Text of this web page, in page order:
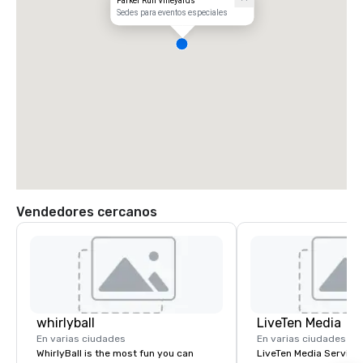
Sedes para eventos especiales
Vendedores cercanos
whirlyball
En varias ciudades
WhirlyBall is the most fun you can
LiveTen Media
En varias ciudades
LiveTen Media